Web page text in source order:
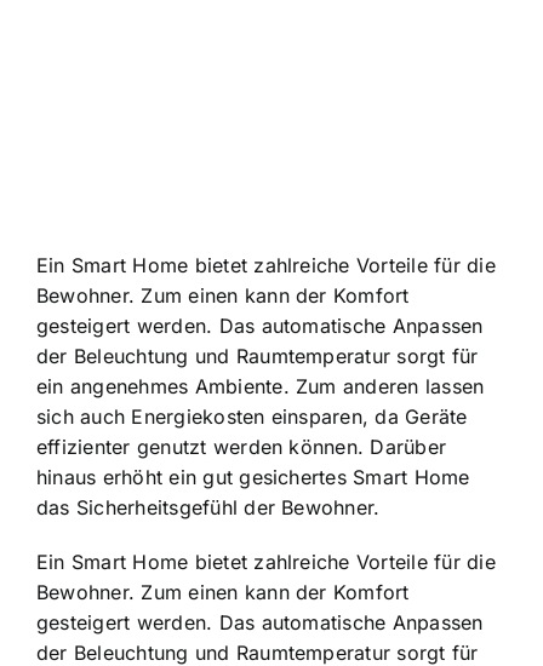
Ein Smart Home bietet zahlreiche Vorteile für die
Bewohner. Zum einen kann der Komfort
gesteigert werden. Das automatische Anpassen
der Beleuchtung und Raumtemperatur sorgt für
ein angenehmes Ambiente. Zum anderen lassen
sich auch Energiekosten einsparen, da Geräte
effizienter genutzt werden können. Darüber
hinaus erhöht ein gut gesichertes Smart Home
das Sicherheitsgefühl der Bewohner.
Ein Smart Home bietet zahlreiche Vorteile für die
Bewohner. Zum einen kann der Komfort
gesteigert werden. Das automatische Anpassen
der Beleuchtung und Raumtemperatur sorgt für